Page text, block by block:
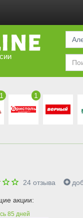
1
24отзыва
акции:
85 дней